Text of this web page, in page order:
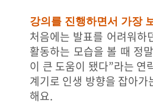
강의를 진행하면서 가장
처음에는 발표를 어려워
활동하는 모습을 볼 때 정
이 큰 도움이 됐다”라는 연
계기로 인생 방향을 잡아
해요.